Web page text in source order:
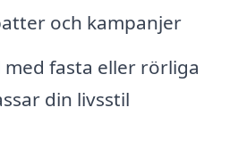
och kampanjer
med fasta eller rörliga
din livsstil